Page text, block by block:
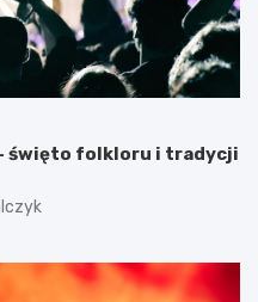
– święto folkloru i tradycji